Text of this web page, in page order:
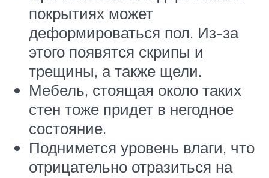
покрытиях может
деформироваться пол. Из-за
этого появятся скрипы и
трещины, а также щели.
Мебель, стоящая около таких
стен тоже придет в негодное
состояние.
Поднимется уровень влаги, что
отрицательно отразиться на